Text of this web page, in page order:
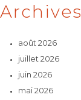
Archives
août 2026
juillet 2026
juin 2026
mai 2026